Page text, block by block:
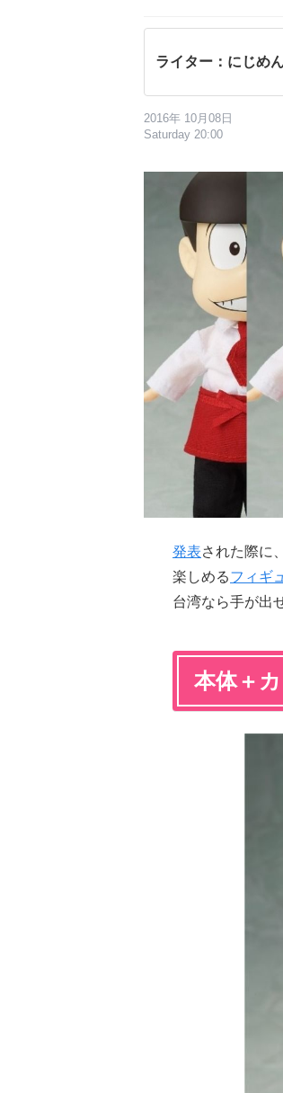
ライター：にじめ
2016年 10月08日
Saturday 20:00
発表された際に
楽しめるフィギ
台湾なら手が出
本体＋